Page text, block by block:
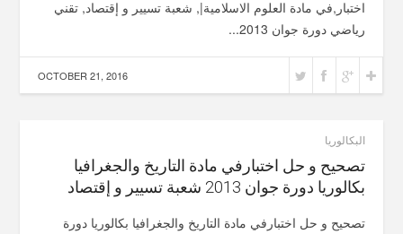
اختبار,في مادة العلوم الاسلامية|, شعبة تسيير و إقتصاد, تقني
رياضي دورة جوان 2013...
OCTOBER 21, 2016
البكالوريا
تصحيح و حل اختبارفي مادة التاريخ والجغرافيا
بكالوريا دورة جوان 2013 شعبة تسيير و إقتصاد
تصحيح و حل اختبارفي مادة التاريخ والجغرافيا بكالوريا دورة